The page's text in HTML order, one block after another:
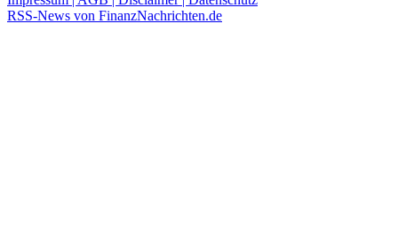
RSS-News von FinanzNachrichten.de